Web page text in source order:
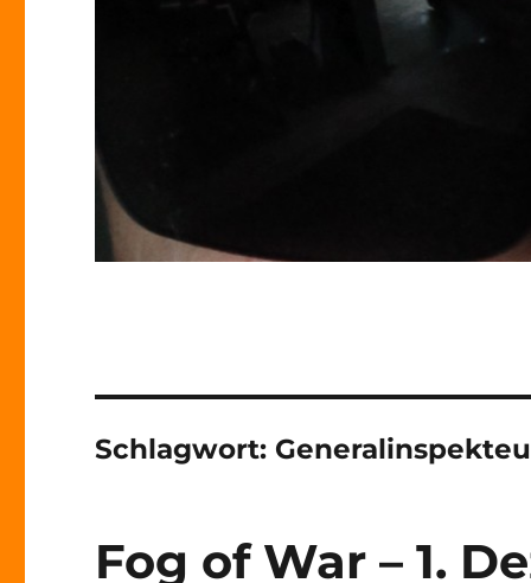
Schlagwort:
Fog of War – 1.